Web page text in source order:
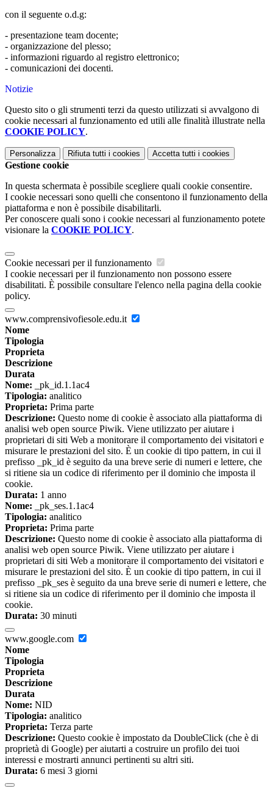
con il seguente o.d.g:
- presentazione team docente;
- organizzazione del plesso;
- informazioni riguardo al registro elettronico;
- comunicazioni dei docenti.
Notizie
Questo sito o gli strumenti terzi da questo utilizzati si avvalgono di
cookie necessari al funzionamento ed utili alle finalità illustrate nella
COOKIE POLICY.
Personalizza Rifiuta tutti i cookies Accetta tutti i cookies
Gestione cookie
In questa schermata è possibile scegliere quali cookie consentire.
I cookie necessari sono quelli che consentono il funzionamento della
piattaforma e non è possibile disabilitarli.
Per conoscere quali sono i cookie necessari al funzionamento potete
visionare la COOKIE POLICY.
Cookie necessari per il funzionamento
I cookie necessari per il funzionamento non possono essere
disabilitati. È possibile consultare l'elenco nella pagina della cookie
policy.
www.comprensivofiesole.edu.it
Nome
Tipologia
Proprieta
Descrizione
Durata
Nome: _pk_id.1.1ac4
Tipologia: analitico
Proprieta: Prima parte
Descrizione: Questo nome di cookie è associato alla piattaforma di
analisi web open source Piwik. Viene utilizzato per aiutare i
proprietari di siti Web a monitorare il comportamento dei visitatori e
misurare le prestazioni del sito. È un cookie di tipo pattern, in cui il
prefisso _pk_id è seguito da una breve serie di numeri e lettere, che
si ritiene sia un codice di riferimento per il dominio che imposta il
cookie.
Durata: 1 anno
Nome: _pk_ses.1.1ac4
Tipologia: analitico
Proprieta: Prima parte
Descrizione: Questo nome di cookie è associato alla piattaforma di
analisi web open source Piwik. Viene utilizzato per aiutare i
proprietari di siti Web a monitorare il comportamento dei visitatori e
misurare le prestazioni del sito. È un cookie di tipo pattern, in cui il
prefisso _pk_ses è seguito da una breve serie di numeri e lettere, che
si ritiene sia un codice di riferimento per il dominio che imposta il
cookie.
Durata: 30 minuti
www.google.com
Nome
Tipologia
Proprieta
Descrizione
Durata
Nome: NID
Tipologia: analitico
Proprieta: Terza parte
Descrizione: Questo cookie è impostato da DoubleClick (che è di
proprietà di Google) per aiutarti a costruire un profilo dei tuoi
interessi e mostrarti annunci pertinenti su altri siti.
Durata: 6 mesi 3 giorni